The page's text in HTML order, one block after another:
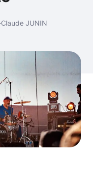
JUNIN